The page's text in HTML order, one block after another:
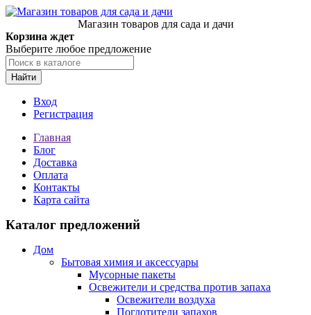
Магазин товаров для сада и дачи
Корзина ждет
Выберите любое предложение
Найти
Вход
Регистрация
Главная
Блог
Доставка
Оплата
Контакты
Карта сайта
Каталог предложений
Дом
Бытовая химия и аксессуары
Мусорные пакеты
Освежители и средства против запаха
Освежители воздуха
Поглотители запахов